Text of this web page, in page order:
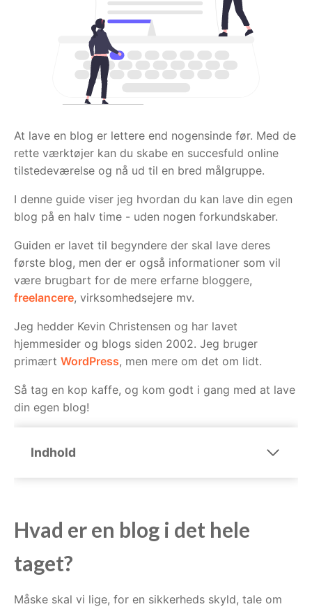
At lave en blog er lettere end nogensinde før. Med de
rette værktøjer kan du skabe en succesfuld online
tilstedeværelse og nå ud til en bred målgruppe.
I denne guide viser jeg hvordan du kan lave din egen
blog på en halv time - uden nogen forkundskaber.
Guiden er lavet til begyndere der skal lave deres
første blog, men der er også informationer som vil
være brugbart for de mere erfarne bloggere,
freelancere, virksomhedsejere mv.
Jeg hedder Kevin Christensen og har lavet
hjemmesider og blogs siden 2002. Jeg bruger
primært WordPress, men mere om det om lidt.
Så tag en kop kaffe, og kom godt i gang med at lave
din egen blog!
Indhold
Hvad er en blog i det hele
taget?
Måske skal vi lige, for en sikkerheds skyld, tale om